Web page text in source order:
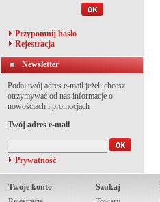
Przypomnij hasło
Rejestracja
Newsletter
Podaj twój adres e-mail jeżeli chcesz
otrzymywać od nas informacje o
nowościach i promocjach
Twój adres e-mail
Prywatność
Twoje konto
Szukaj